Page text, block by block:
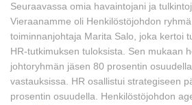
Seuraavassa omia havaintojani ja
Vieraanamme oli Henkilöstöjohdon
toiminnanjohtaja Marita Salo, joka kertoi
HR-tutkimuksen tuloksista. Sen mukaan
johtoryhmän jäsen 80 prosentin
vastauksissa. HR osallistui strategiseen
prosentin osuudella. Henkilöstöjohdon